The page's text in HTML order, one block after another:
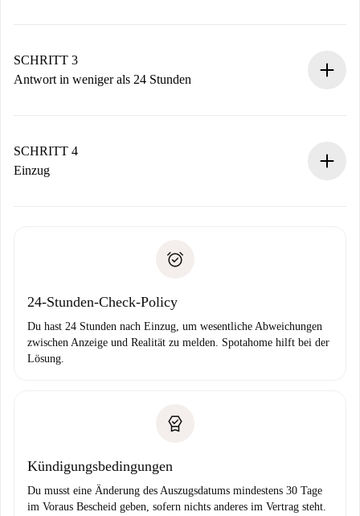
Denk daran, dass wir dich erst belasten, wenn der
Vermieter zustimmt.
SCHRITT 3
Antwort in weniger als 24 Stunden
stellen den Kontakt her.
Wenn der Vermieter ablehnen muss, entstehen keine
SCHRITT 4
Einzug
24-Stunden-Check-Policy
Du hast 24 Stunden nach Einzug, um wesentliche Abweichungen
zwischen Anzeige und Realität zu melden. Spotahome hilft bei der
Lösung.
Kündigungsbedingungen
Du musst eine Änderung des Auszugsdatums mindestens 30 Tage
im Voraus Bescheid geben, sofern nichts anderes im Vertrag steht.